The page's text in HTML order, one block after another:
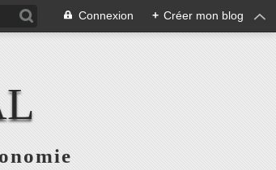
Connexion + Créer mon blog